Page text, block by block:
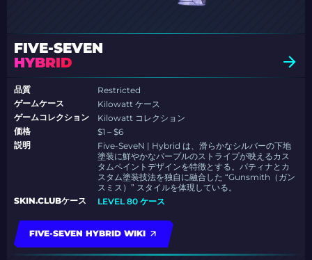
FIVE-SEVEN
HYBRID
品質
Restricted
ゲームケース
Kilowatt ケース
ゲームコレクション
Kilowatt コレクション
価格
$1 – $6
説明
Five-SeveN | Hybrid は、滑らかなシルバーの下地
塗装に鮮やかなパープルのストライプが映えるカス
タムペイントデザインを特徴とする。パティナとカ
スタム塗装技法を独自に融合した “Gunsmith（ガン
スミス）” スタイルを体現している。
SKIN.CLUBケース
LEVEL 80 ケース
FIVE-SEVEN HYBRID WIKI